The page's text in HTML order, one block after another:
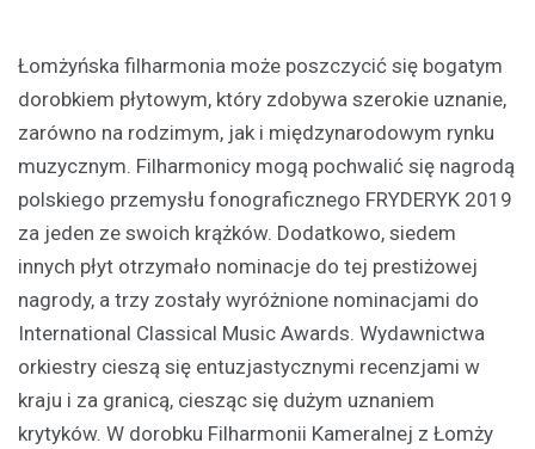
Łomżyńska filharmonia może poszczycić się bogatym
dorobkiem płytowym, który zdobywa szerokie uznanie,
zarówno na rodzimym, jak i międzynarodowym rynku
muzycznym. Filharmonicy mogą pochwalić się nagrodą
polskiego przemysłu fonograficznego FRYDERYK 2019
za jeden ze swoich krążków. Dodatkowo, siedem
innych płyt otrzymało nominacje do tej prestiżowej
nagrody, a trzy zostały wyróżnione nominacjami do
International Classical Music Awards. Wydawnictwa
orkiestry cieszą się entuzjastycznymi recenzjami w
kraju i za granicą, ciesząc się dużym uznaniem
krytyków. W dorobku Filharmonii Kameralnej z Łomży